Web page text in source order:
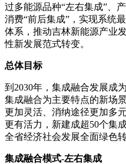
过多能源品种“左右集成”、
消费“前后集成”，实现系统
体系，推动吉林新能源产业
性新发展范式转变。
总体目标
到2030年，集成融合发展成
集成融合为主要特点的新场
更加灵活、消纳途径更加多
更有活力，新建成超50个集
全省经济社会发展全面绿色转
集成融合模式-左右集成